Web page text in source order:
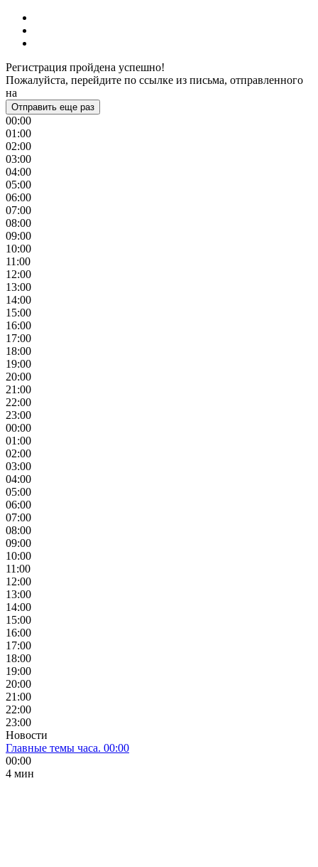
Регистрация пройдена успешно!
Пожалуйста, перейдите по ссылке из письма, отправленного
на
Отправить еще раз
00:00
01:00
02:00
03:00
04:00
05:00
06:00
07:00
08:00
09:00
10:00
11:00
12:00
13:00
14:00
15:00
16:00
17:00
18:00
19:00
20:00
21:00
22:00
23:00
00:00
01:00
02:00
03:00
04:00
05:00
06:00
07:00
08:00
09:00
10:00
11:00
12:00
13:00
14:00
15:00
16:00
17:00
18:00
19:00
20:00
21:00
22:00
23:00
Новости
Главные темы часа. 00:00
00:00
4 мин